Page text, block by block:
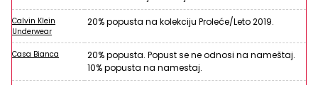
Calvin Klein
Underwear
20% popusta na kolekciju Proleće/Leto 2019.
Casa Bianca
20% popusta. Popust se ne odnosi na nameštaj.
10% popusta na namestaj.